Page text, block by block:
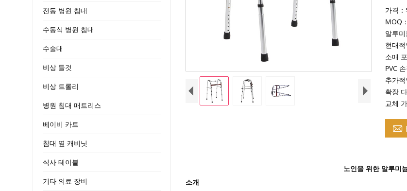
가격
MOQ
알루
현대
소매
PVC
추가
확장
교체

노인을 위한 알루미
소개
전동 병원 침대
수동식 병원 침대
수술대
비상 들것
비상 트롤리
병원 침대 매트리스
베이비 카트
침대 옆 캐비닛
식사 테이블
기타 의료 장비